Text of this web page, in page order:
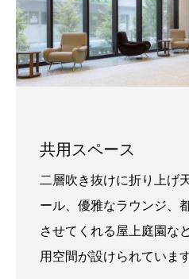
共用スペース
二層吹き抜けに折り上げ
ール、優雅なラウンジ、
させてくれる屋上庭園な
用空間が設けられています